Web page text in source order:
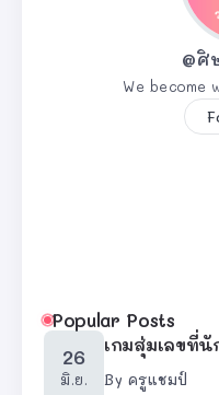
@
We become
Popular Posts
26
มิ.ย.
เกมสุ่มเลขที่นั
By ครูแชมป์